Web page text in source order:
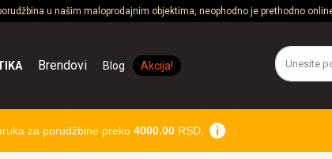
u našim maloprodajnim objektima, neophodno je prethodno
Brendovi Blog Akcija!
za porudžbine preko 4000.00RSD.